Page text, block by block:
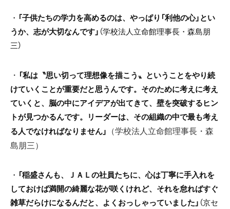
・ 「子供たちの学力を高めるのは、やっぱり「利他の心」とい
うか、志が大切なんです」 （学校法人立命館理事長・森島朋
三）
・ 「私は〝思い切って理想像を描こう〟ということをやり続
けていくことが重要だと思うんです。そのために考えに考え
ていくと、脳の中にアイデアが出てきて、壁を突破するヒン
トが見つかるんです。リーダーは、その組織の中で最も考え
る人でなければなりません」 （学校法人立命館理事長・森
島朋三）
・ 「稲盛さんも、ＪＡＬの社員たちに、心は丁寧に手入れを
しておけば満開の綺麗な花が咲くけれど、それを怠ればすぐ
雑草だらけになるんだと、よくおっしゃっていました」 （京セ